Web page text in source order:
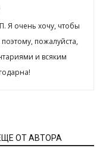
Я очень хочу, чтобы
пожалуйста,
и всяким
ОТ АВТОРА